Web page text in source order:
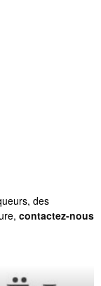
des
contactez-nous